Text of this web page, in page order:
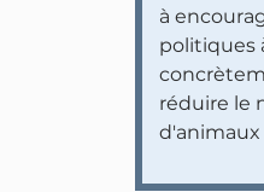
à
politiques
réduire le
d'animaux